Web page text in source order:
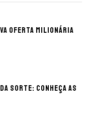
oferta milionária
Sorte: conheça as